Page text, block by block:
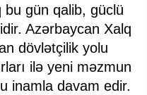
bu gün qalib, güclü
Azərbaycan Xalq
dövlətçilik yolu
ilə yeni məzmun
inamla davam edir.